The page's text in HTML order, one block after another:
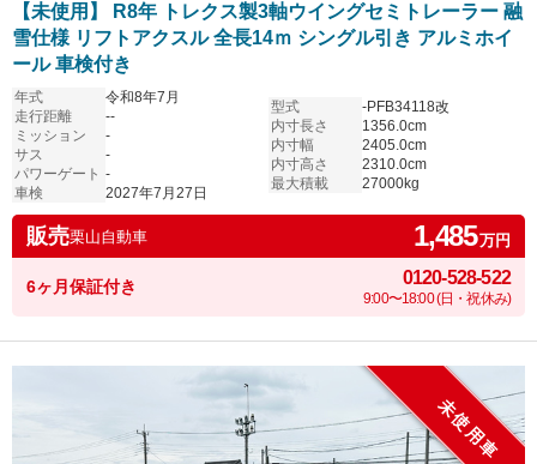
【未使用】 R8年 トレクス製3軸ウイングセミトレーラー 融
雪仕様 リフトアクスル 全長14ｍ シングル引き アルミホイ
ール 車検付き
年式
令和8年7月
走行距離
--
ミッション
-
サス
-
パワーゲート -
車検
2027年7月27日
型式
-PFB34118改
内寸長さ
1356.0cm
内寸幅
2405.0cm
内寸高さ
2310.0cm
最大積載
27000kg
販売栗山自動車 1,485万円
6ヶ月保証付き 0120-528-522
9:00〜18:00 (日・祝休み)
未使用車